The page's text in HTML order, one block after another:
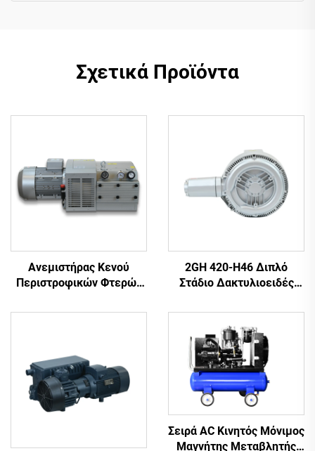
Σχετικά Προϊόντα
Ανεμιστήρας Κενού
Περιστροφικών Φτερών
2GH 420-H46 Διπλό
Στάδιο Δακτυλιοειδές
Φασική Υψηλή Πίεση
Αντλία Αέρα
Σειρά AC Κινητός Μόνιμος
Μαγνήτης Μεταβλητής